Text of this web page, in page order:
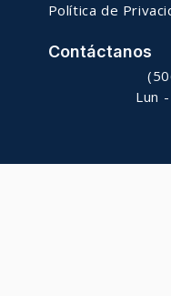
Política de
Contáctanos
Lun